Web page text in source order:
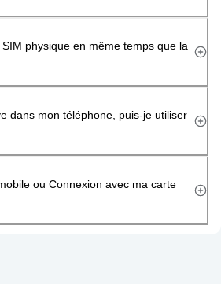
physique en même temps que la
dans mon téléphone, puis-je utiliser
ou Connexion avec ma carte